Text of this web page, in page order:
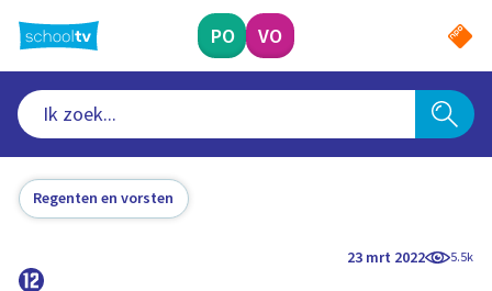
naar
hoofdinhoud
PO VO
Regenten en vorsten
23 mrt 2022 5.5k